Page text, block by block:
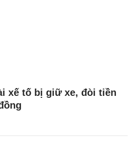
xế tố bị giữ xe, đòi tiền